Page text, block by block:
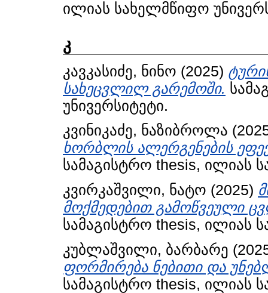
ილიას სახელმწიფო
კ
კავკასიძე, ნინო (2025)
სახეცვლილ გარემოში.
უნივერსიტეტი.
კვინიკაძე, ნაზიბროლა
ხორბლის ალერგენების
სამაგისტრო thesis, ილიას
კვირკაშვილი, ნატო (2025)
მოქმედებით გამოწვეული
სამაგისტრო thesis, ილიას
კუბლაშვილი, ბარბარე
ფორმირება ნებითი და
სამაგისტრო thesis, ილიას